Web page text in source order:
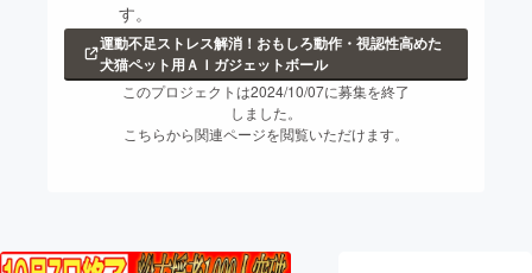
CAMPFIRE for Social Good
CAMPFIREふるさと納税machi-ya コミュニティ
す。
運動不足ストレス解消！おもしろ動作・視認性高めた
犬猫ペット用ＡＩガジェットボール
このプロジェクトは2024/10/07に募集を終了
しました。
こちらから関連ページを閲覧いただけます。